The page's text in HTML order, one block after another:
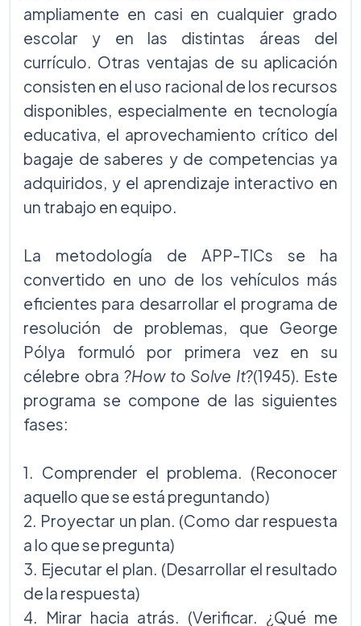
ampliamente en casi en cualquier grado
escolar y en las distintas áreas del
currículo. Otras ventajas de su aplicación
consisten en el uso racional de los recursos
disponibles, especialmente en tecnología
educativa, el aprovechamiento crítico del
bagaje de saberes y de competencias ya
adquiridos, y el aprendizaje interactivo en
un trabajo en equipo.
La metodología de APP-TICs se ha
convertido en uno de los vehículos más
eficientes para desarrollar el programa de
resolución de problemas, que George
Pólya formuló por primera vez en su
célebre obra ?How to Solve It?(1945). Este
programa se compone de las siguientes
fases:
1. Comprender el problema. (Reconocer
aquello que se está preguntando)
2. Proyectar un plan. (Como dar respuesta
a lo que se pregunta)
3. Ejecutar el plan. (Desarrollar el resultado
de la respuesta)
4. Mirar hacia atrás. (Verificar. ¿Qué me